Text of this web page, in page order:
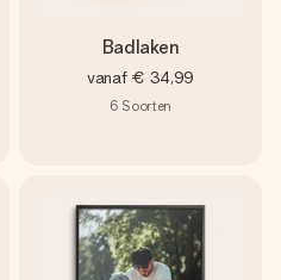
Badlaken
vanaf € 34,99
6 Soorten